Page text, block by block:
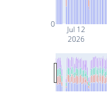
Jul 12
2026
0